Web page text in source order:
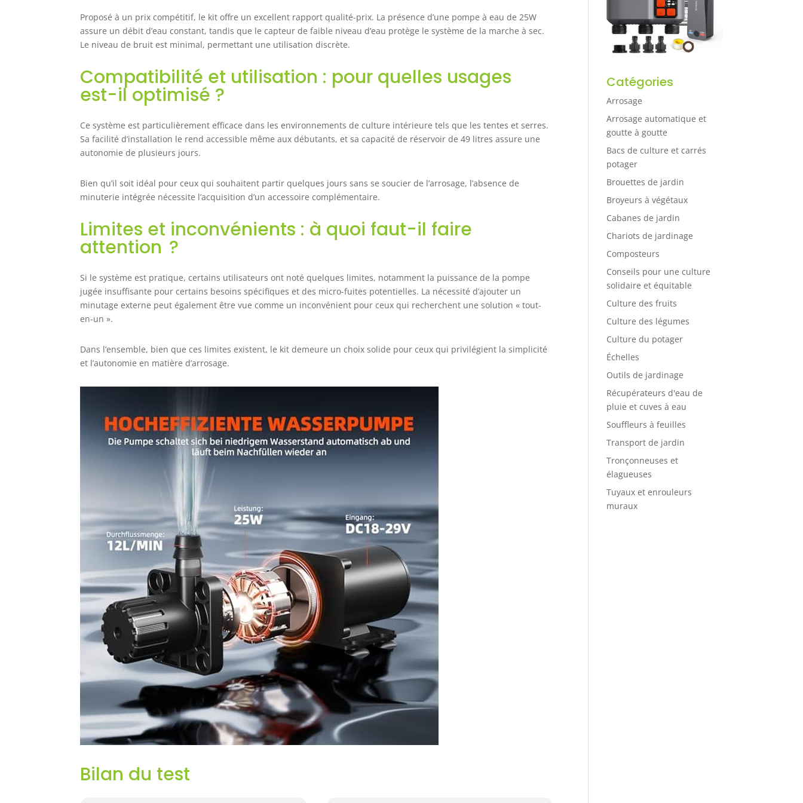
Proposé à un prix compétitif, le kit offre un excellent rapport qualité-prix. La présence d’une pompe à eau de 25W
assure un débit d’eau constant, tandis que le capteur de faible niveau d’eau protège le système de la marche à sec.
Le niveau de bruit est minimal, permettant une utilisation discrète.
Compatibilité et utilisation : pour quelles usages
est-il optimisé ?
Ce système est particulièrement efficace dans les environnements de culture intérieure tels que les tentes et serres.
Sa facilité d’installation le rend accessible même aux débutants, et sa capacité de réservoir de 49 litres assure une
autonomie de plusieurs jours.
Bien qu’il soit idéal pour ceux qui souhaitent partir quelques jours sans se soucier de l’arrosage, l’absence de
minuterie intégrée nécessite l’acquisition d’un accessoire complémentaire.
Limites et inconvénients : à quoi faut-il faire
attention ?
Si le système est pratique, certains utilisateurs ont noté quelques limites, notamment la puissance de la pompe
jugée insuffisante pour certains besoins spécifiques et des micro-fuites potentielles. La nécessité d’ajouter un
minutage externe peut également être vue comme un inconvénient pour ceux qui recherchent une solution « tout-
en-un ».
Dans l’ensemble, bien que ces limites existent, le kit demeure un choix solide pour ceux qui privilégient la simplicité
et l’autonomie en matière d’arrosage.
Bilan du test
Catégories
Arrosage
Arrosage automatique et
goutte à goutte
Bacs de culture et carrés
potager
Brouettes de jardin
Broyeurs à végétaux
Cabanes de jardin
Chariots de jardinage
Composteurs
Conseils pour une culture
solidaire et équitable
Culture des fruits
Culture des légumes
Culture du potager
Échelles
Outils de jardinage
Récupérateurs d'eau de
pluie et cuves à eau
Souffleurs à feuilles
Transport de jardin
Tronçonneuses et
élagueuses
Tuyaux et enrouleurs
muraux